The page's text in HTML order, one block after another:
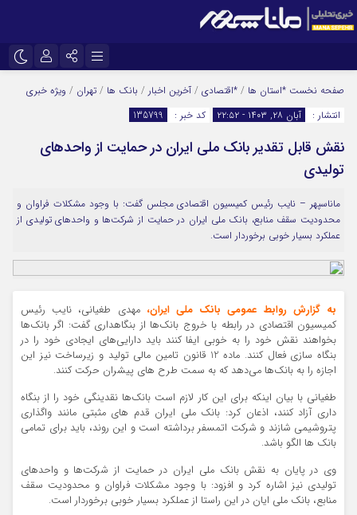
اینستاگرام
تلگرام
سروش
ایتا
آپارات
نام کاربری یا نشانی ایمیل
رمز عبور
مرا به خاطر بسپار
صفحه نخست *استان ها / *اقتصادی / آخرین اخبار / بانک ها / تهران / ویژه خبری
انتشار :
آبان ۲۸, ۱۴۰۳ - ۲۲:۵۲ کد خبر : 135799
نقش قابل تقدیر بانک ملی ایران در حمایت‌ از واحدهای
تولیدی
ماناسپهر – نایب رئیس کمیسیون اقتصادی مجلس گفت: با وجود مشکلات فراوان و
محدودیت سقف منابع، بانک ملی ایران در حمایت از شرکت‌ها و واحدهای تولیدی از
عملکرد بسیار خوبی برخوردار است.
به گزارش روابط عمومی بانک ملی ایران، مهدی طغیانی، نایب رئیس
کمیسیون اقتصادی در رابطه با خروج بانک‌ها از بنگاهداری گفت: اگر بانک‌ها
بخواهند نقش خود را به خوبی ایفا کنند باید دارایی‌های ایجادی خود را در
بنگاه سازی فعال کنند. ماده 12 قانون تامین مالی تولید و زیرساخت نیز این
اجازه را به بانک‌ها می‌دهد که به سمت طرح های پیشران حرکت کنند.
طغیانی با بیان اینکه برای این کار لازم است بانک‌ها نقدینگی خود را از بنگاه
داری آزاد کنند، اذعان کرد: بانک ملی ایران قدم های مثبتی مانند واگذاری
پتروشیمی شازند و شرکت اتمسفر برداشته است و این روند، باید برای تمامی
بانک ها الگو باشد.
وی در پایان به نقش بانک ملی ایران در حمایت از شرکت‌ها و واحدهای
تولیدی نیز اشاره کرد و افزود: با وجود مشکلات فراوان و محدودیت سقف
منابع، بانک ملی ایان در این راستا از عملکرد بسیار خوبی برخوردار است.